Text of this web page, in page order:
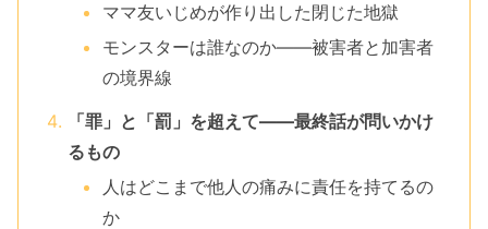
ママ友いじめが作り出した閉じた地獄
モンスターは誰なのか――被害者と加害者
の境界線
「罪」と「罰」を超えて――最終話が問いかけ
るもの
人はどこまで他人の痛みに責任を持てるの
か